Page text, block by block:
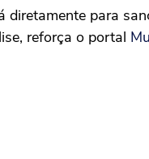
para
reforça o portal